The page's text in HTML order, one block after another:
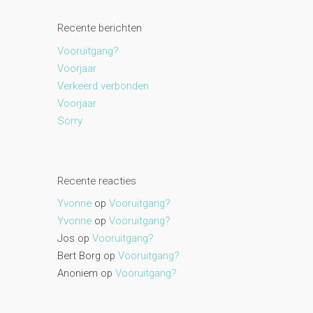
Recente berichten
Vooruitgang?
Voorjaar
Verkeerd verbonden
Voorjaar
Sorry
Recente reacties
Yvonne opVooruitgang?
Yvonne opVooruitgang?
Jos opVooruitgang?
Bert Borg opVooruitgang?
Anoniem opVooruitgang?